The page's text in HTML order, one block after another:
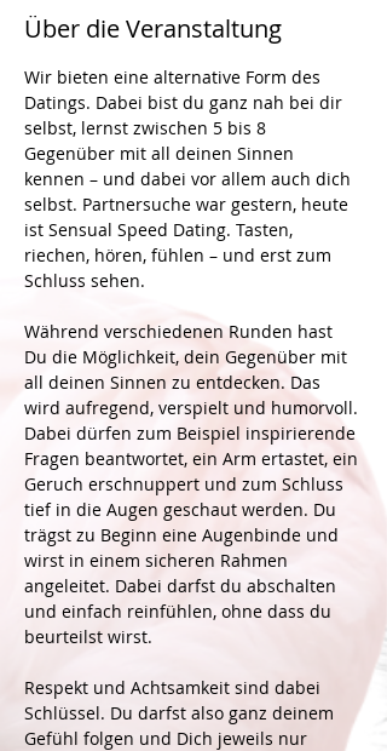
Über die Veranstaltung
Wir bieten eine alternative Form des
Datings. Dabei bist du ganz nah bei dir
selbst, lernst zwischen 5 bis 8
Gegenüber mit all deinen Sinnen
kennen – und dabei vor allem auch dich
selbst. Partnersuche war gestern, heute
ist Sensual Speed Dating. Tasten,
riechen, hören, fühlen – und erst zum
Schluss sehen.
Während verschiedenen Runden hast
Du die Möglichkeit, dein Gegenüber mit
all deinen Sinnen zu entdecken. Das
wird aufregend, verspielt und humorvoll.
Dabei dürfen zum Beispiel inspirierende
Fragen beantwortet, ein Arm ertastet, ein
Geruch erschnuppert und zum Schluss
tief in die Augen geschaut werden. Du
trägst zu Beginn eine Augenbinde und
wirst in einem sicheren Rahmen
angeleitet. Dabei darfst du abschalten
und einfach reinfühlen, ohne dass du
beurteilst wirst.
Respekt und Achtsamkeit sind dabei
Schlüssel. Du darfst also ganz deinem
Gefühl folgen und Dich jeweils nur